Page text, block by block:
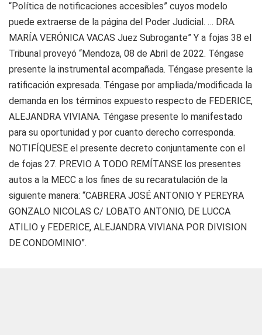
“Política de notificaciones accesibles” cuyos modelo
puede extraerse de la página del Poder Judicial. … DRA.
MARÍA VERÓNICA VACAS Juez Subrogante” Y a fojas 38 el
Tribunal proveyó “Mendoza, 08 de Abril de 2022. Téngase
presente la instrumental acompañada. Téngase presente la
ratificación expresada. Téngase por ampliada/modificada la
demanda en los términos expuesto respecto de FEDERICE,
ALEJANDRA VIVIANA. Téngase presente lo manifestado
para su oportunidad y por cuanto derecho corresponda.
NOTIFÍQUESE el presente decreto conjuntamente con el
de fojas 27. PREVIO A TODO REMÍTANSE los presentes
autos a la MECC a los fines de su recaratulación de la
siguiente manera: “CABRERA JOSÉ ANTONIO Y PEREYRA
GONZALO NICOLAS C/ LOBATO ANTONIO, DE LUCCA
ATILIO y FEDERICE, ALEJANDRA VIVIANA POR DIVISION
DE CONDOMINIO”.